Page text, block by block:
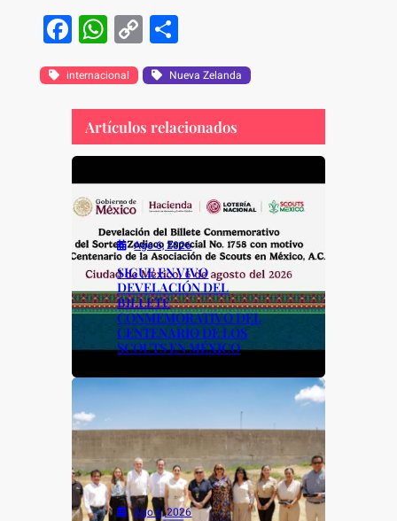
F
a
c
e
b
o
o
k
W
h
at
s
A
p
p
C
o
p
y
Li
n
k
S
h
ar
e
internacional Nueva Zelanda
Artículos relacionados
Ago 6, 2026
SIGUE EN VIVO
DEVELACIÓN DEL
BILLETE
CONMEMORATIVO DEL
CENTENARIO DE LOS
SCOUTS EN MÉXICO
Ago 6, 2026